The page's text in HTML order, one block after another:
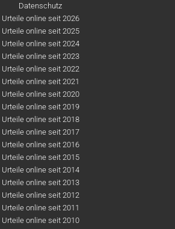
Datenschutz
Urteile online seit 2026
Urteile online seit 2025
Urteile online seit 2024
Urteile online seit 2023
Urteile online seit 2022
Urteile online seit 2021
Urteile online seit 2020
Urteile online seit 2019
Urteile online seit 2018
Urteile online seit 2017
Urteile online seit 2016
Urteile online seit 2015
Urteile online seit 2014
Urteile online seit 2013
Urteile online seit 2012
Urteile online seit 2011
Urteile online seit 2010